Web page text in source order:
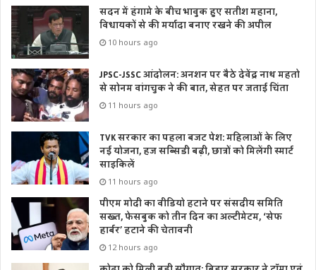
सदन में हंगामे के बीच भावुक हुए सतीश महाना,
विधायकों से की मर्यादा बनाए रखने की अपील
10 hours ago
JPSC-JSSC आंदोलन: अनशन पर बैठे देवेंद्र नाथ महतो
से सोनम वांगचुक ने की बात, सेहत पर जताई चिंता
11 hours ago
TVK सरकार का पहला बजट पेश: महिलाओं के लिए
नई योजना, हज सब्सिडी बढ़ी, छात्रों को मिलेंगी स्मार्ट
साइकिलें
11 hours ago
पीएम मोदी का वीडियो हटाने पर संसदीय समिति
सख्त, फेसबुक को तीन दिन का अल्टीमेटम, ‘सेफ
हार्बर’ हटाने की चेतावनी
12 hours ago